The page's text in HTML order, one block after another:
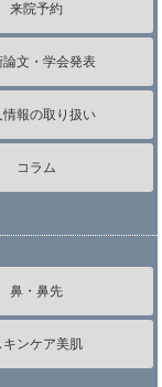
来院予約
論文・学会発表
情報の取り扱い
コラム
鼻・鼻先
キンケア美肌